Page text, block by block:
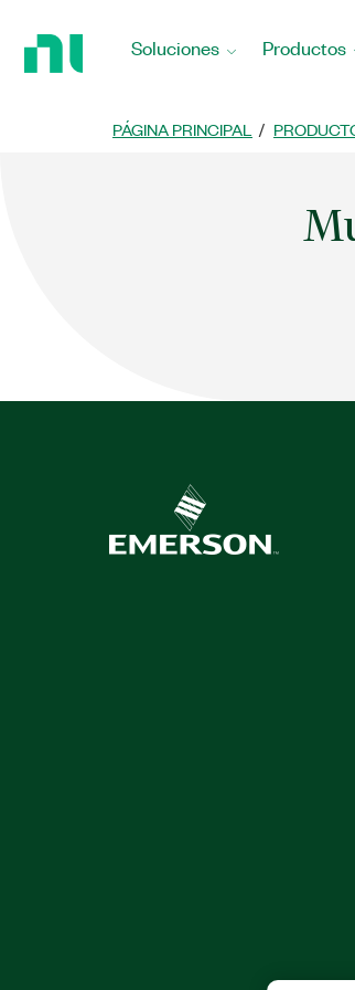
Soluciones Productos
PÁGINA PRINCIPAL